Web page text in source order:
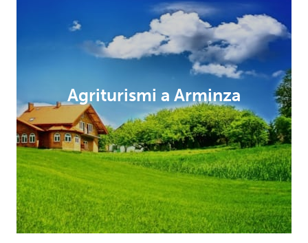
Agriturismi a Arminza